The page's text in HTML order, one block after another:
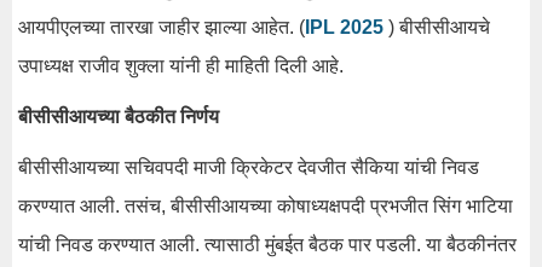
आयपीएलच्या तारखा जाहीर झाल्या आहेत. ( IPL 2025 ) बीसीसीआयचे
उपाध्यक्ष राजीव शुक्ला यांनी ही माहिती दिली आहे.
बीसीसीआयच्या बैठकीत निर्णय
बीसीसीआयच्या सचिवपदी माजी क्रिकेटर देवजीत सैकिया यांची निवड
करण्यात आली. तसंच, बीसीसीआयच्या कोषाध्यक्षपदी प्रभजीत सिंग भाटिया
यांची निवड करण्यात आली. त्यासाठी मुंबईत बैठक पार पडली. या बैठकीनंतर